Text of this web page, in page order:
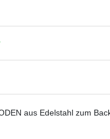
aus Edelstahl zum